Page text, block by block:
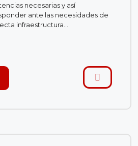
necesarias y así
ante las necesidades de
infraestructura…